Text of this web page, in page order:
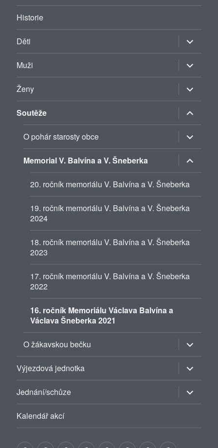
Historie
Děti Zobrazit
položky
Muži
Zobrazit
položky
Ženy
Zobrazit
položky
Soutěže
Zobrazit
položky
O pohár starosty obce
Zobrazit
položky
Memorial V. Balvína a V. Šneberka
Zobrazit
položky
20. ročník memoriálu V. Balvína a V. Šneberka
19. ročník memoriálu V. Balvína a V. Šneberka
2024
18. ročník memoriálu V. Balvína a V. Šneberka
2023
17. ročník memoriálu V. Balvína a V. Šneberka
2022
16. ročník Memoriálu Václava Balvína a
Václava Šneberka 2021
O žákavskou bečku Zobrazit
položky
Výjezdová jednotka
Zobrazit
položky
Jednání/schůze
Zobrazit
položky
Kalendář akcí